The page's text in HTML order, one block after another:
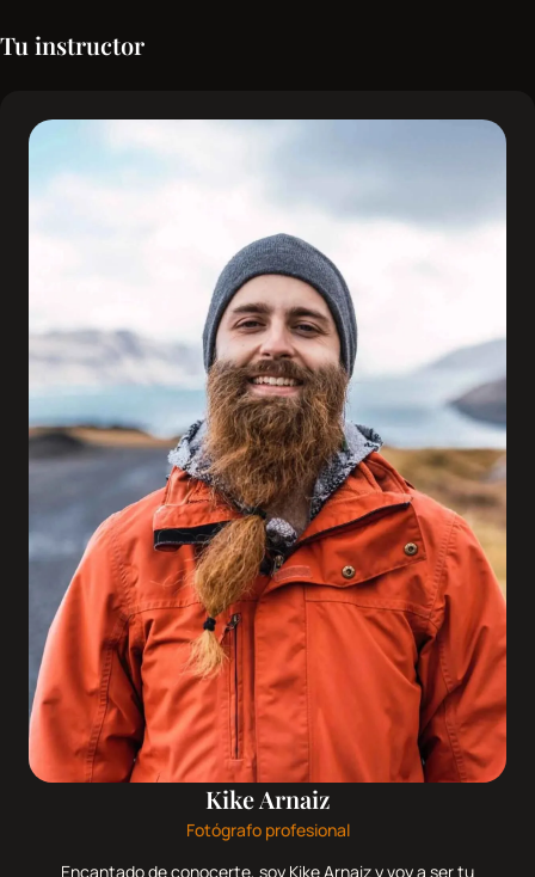
Tu instructor
Kike Arnaiz
Fotógrafo profesional
Encantado de conocerte, soy Kike Arnaiz y voy a ser tu